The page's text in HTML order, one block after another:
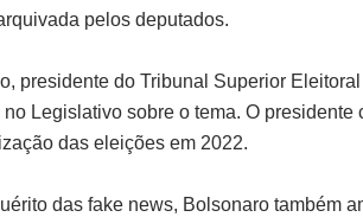
pelos deputados.
presidente do Tribunal Superior
Legislativo sobre o tema. O presidente
das eleições em 2022.
das fake news, Bolsonaro também